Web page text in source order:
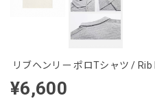
リブヘンリー ポロTシャツ /
¥6,600